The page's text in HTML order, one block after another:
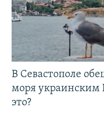
В Севастополе
моря украинским
это?